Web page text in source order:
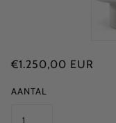
€1.250,00 EUR
AANTAL